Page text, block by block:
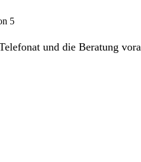
5
und die Beratung